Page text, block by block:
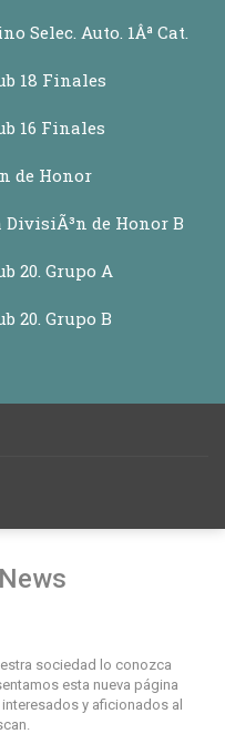
Selec. Auto. 1Âª Cat.
18 Finales
16 Finales
de Honor
DivisiÃ³n de Honor B
20. Grupo A
20. Grupo B
sociedad lo conozca
esta nueva página
y aficionados al